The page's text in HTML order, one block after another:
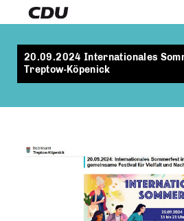
20.09.2024 Internationales
Treptow-Köpenick